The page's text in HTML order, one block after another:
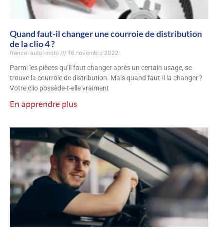
Quand faut-il changer une courroie de distribution
de la clio 4 ?
france-auto-moto 16 novembre 2022
Parmi les pièces qu’il faut changer après un certain usage, se
trouve la courroie de distribution. Mais quand faut-il la changer ?
Votre clio possède-t-elle vraiment
En apprendre plus